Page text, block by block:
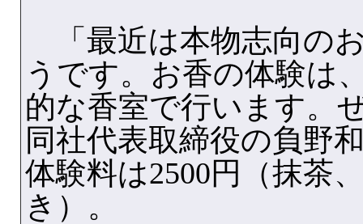
「最近は本物志向の
うです。お香の体験は
的な香室で行います。
同社代表取締役の負野
体験料は2500円（抹茶
き）。